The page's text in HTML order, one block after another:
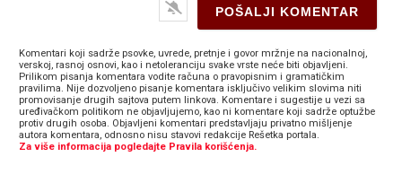
Komentari koji sadrže psovke, uvrede, pretnje i govor mržnje na nacionalnoj,
verskoj, rasnoj osnovi, kao i netoleranciju svake vrste neće biti objavljeni.
Prilikom pisanja komentara vodite računa o pravopisnim i gramatičkim
pravilima. Nije dozvoljeno pisanje komentara isključivo velikim slovima niti
promovisanje drugih sajtova putem linkova. Komentare i sugestije u vezi sa
uređivačkom politikom ne objavljujemo, kao ni komentare koji sadrže optužbe
protiv drugih osoba. Objavljeni komentari predstavljaju privatno mišljenje
autora komentara, odnosno nisu stavovi redakcije Rešetka portala.
Za više informacija pogledajte Pravila korišćenja.